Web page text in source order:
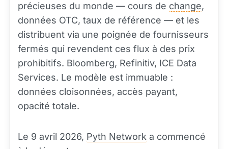
précieuses du monde — cours de change,
données OTC, taux de référence — et les
distribuent via une poignée de fournisseurs
fermés qui revendent ces flux à des prix
prohibitifs. Bloomberg, Refinitiv, ICE Data
Services. Le modèle est immuable :
données cloisonnées, accès payant,
opacité totale.
Le 9 avril 2026, Pyth Network a commencé